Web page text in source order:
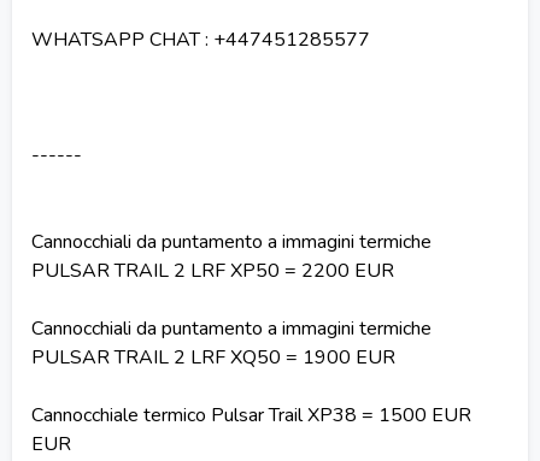
WHATSAPP CHAT : +447451285577
------
Cannocchiali da puntamento a immagini termiche
PULSAR TRAIL 2 LRF XP50 = 2200 EUR
Cannocchiali da puntamento a immagini termiche
PULSAR TRAIL 2 LRF XQ50 = 1900 EUR
Cannocchiale termico Pulsar Trail XP38 = 1500 EUR
EUR